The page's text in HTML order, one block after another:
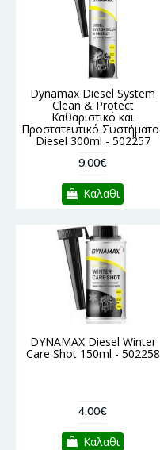
Dynamax Diesel System
Clean & Protect
Καθαριστικό και
Προστατευτικό
Diesel 300ml - 502257
9,00€
Καλαθι
DYNAMAX Diesel Winter
Care Shot 150ml - 502258
4,00€
Καλαθι